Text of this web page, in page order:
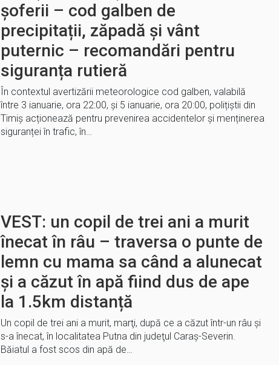
șoferii – cod galben de
precipitații, zăpadă și vânt
puternic – recomandări pentru
siguranța rutieră
În contextul avertizării meteorologice cod galben, valabilă
între 3 ianuarie, ora 22:00, și 5 ianuarie, ora 20:00, polițiștii din
Timiș acționează pentru prevenirea accidentelor și menținerea
siguranței în trafic, în…
VEST: un copil de trei ani a murit
înecat în râu – traversa o punte de
lemn cu mama sa când a alunecat
și a căzut în apă fiind dus de ape
la 1.5km distanță
Un copil de trei ani a murit, marţi, după ce a căzut într-un râu şi
s-a înecat, în localitatea Putna din judeţul Caraş-Severin.
Băiatul a fost scos din apă de…